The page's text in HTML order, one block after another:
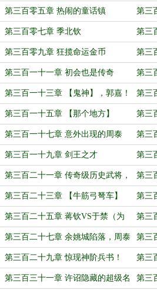
王者！
第三百零五章 热闹的童话镇 第三
第三百零七章 季北钦 第三
第三百零九章 狂揽命运金币 第三
第三百一十一章 初会也是传奇 第三
团令
第三百一十三章 【鬼神】，郭嘉！ 第三
第三百一十五章 【那个地方】 第三
第三百一十七章 意外出现的周泰 第三
第三百一十九章 剑王之才 第三
第三百二十一章 传奇级历史武将，
蒋钦！
第三
也！
第三百二十三章 【牛筋弓弩车】 第三
第三百二十五章 蒋钦VS于禁（为
新舵主加更！）
第三
第三百二十七章 余姚城陷落，周泰
的决定！
第三
顺
第三百二十九章 惊现神阶兵书！ 第三
军团
第三百三十一章 许诏隐藏的超级名 第三